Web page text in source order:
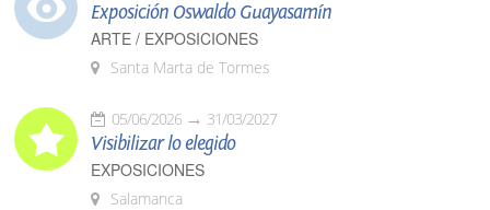
Exposición Oswaldo Guayasamín
ARTE / EXPOSICIONES
Santa Marta de Tormes
05/06/2026 31/03/2027
Visibilizar lo elegido
EXPOSICIONES
Salamanca